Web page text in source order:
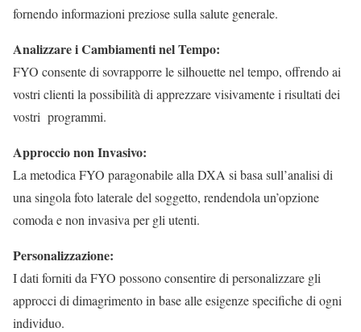
fornendo informazioni preziose sulla salute generale.
Analizzare i Cambiamenti nel Tempo:
FYO consente di sovrapporre le silhouette nel tempo, offrendo ai
vostri clienti la possibilità di apprezzare visivamente i risultati dei
vostri programmi.
Approccio non Invasivo:
La metodica FYO paragonabile alla DXA si basa sull’analisi di
una singola foto laterale del soggetto, rendendola un’opzione
comoda e non invasiva per gli utenti.
Personalizzazione:
I dati forniti da FYO possono consentire di personalizzare gli
approcci di dimagrimento in base alle esigenze specifiche di ogni
individuo.